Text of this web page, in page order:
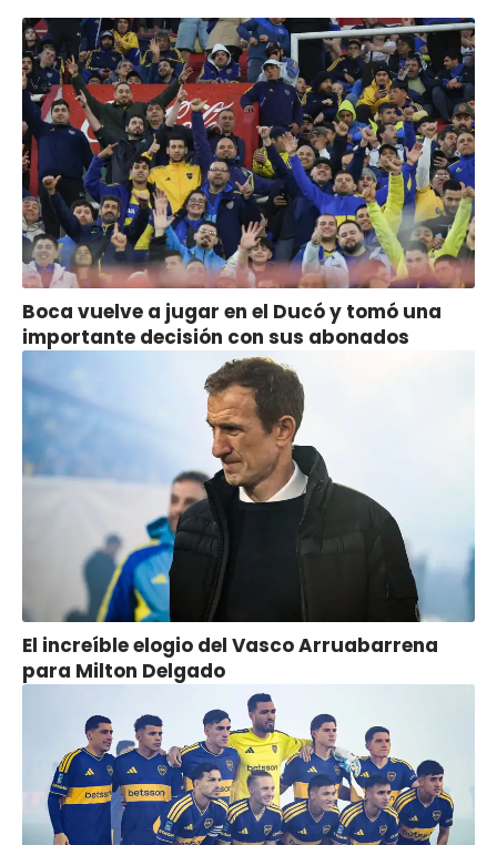
Boca vuelve a jugar en el Ducó y tomó una
importante decisión con sus abonados
El increíble elogio del Vasco Arruabarrena
para Milton Delgado